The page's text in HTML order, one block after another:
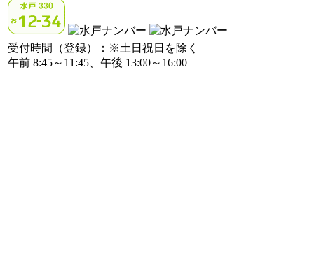
受付時間（登録）：※土日祝日を除く
午前 8:45～11:45、午後 13:00～16:00